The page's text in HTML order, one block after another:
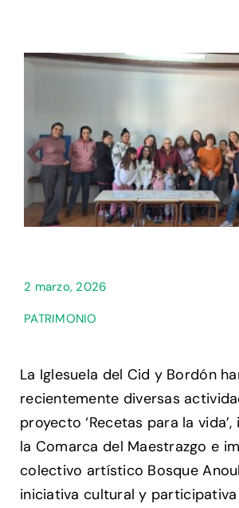
2 marzo, 2026
PATRIMONIO
La Iglesuela del Cid y Bordón
recientemente diversas
proyecto ‘Recetas para la
la Comarca del Maestrazgo e
colectivo artístico Bosque
iniciativa cultural y